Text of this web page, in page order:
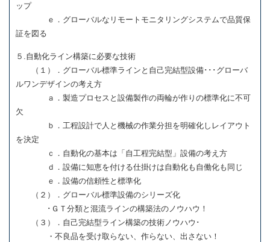
ップ
ｅ．グローバルなリモートモニタリングシステムで品質保
証を図る
５.自動化ライン構築に必要な技術
（１）．グローバル標準ラインと自己完結型設備･･･グローバ
ルワンデザインの考え方
ａ．製造プロセスと設備製作の両輪が作りの標準化に不可
欠
ｂ．工程設計で人と機械の作業分担を明確化しレイアウト
を決定
ｃ．自動化の基本は「自工程完結型」設備の考え方
ｄ．設備に知恵を付ける仕掛けは自動化も自働化も同じ
ｅ．設備の信頼性と標準化
（２）．グローバル標準設備のシリーズ化
･ＧＴ分類と混流ラインの構築法のノウハウ！
（３）．自己完結型ライン構築の技術ノウハウ･
・不良品を受け取らない、作らない、出さない！